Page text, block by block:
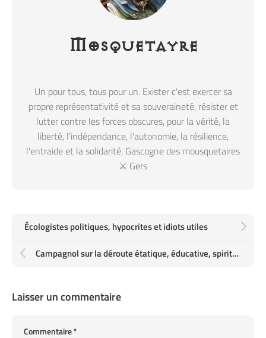
Mosquetayre
Un pour tous, tous pour un. Exister c'est exercer sa
propre représentativité et sa souveraineté, résister et
lutter contre les forces obscures, pour la vérité, la
liberté, l'indépendance, l'autonomie, la résilience,
l'entraide et la solidarité. Gascogne des mousquetaires
⚔️ Gers
Écologistes politiques, hypocrites et idiots utiles
Campagnol sur la déroute étatique, éducative, spirituelle & chrétienne, la folie totalitaire du Pass Sanitaire et du crédit social à la chinoise
Laisser un commentaire
Commentaire*